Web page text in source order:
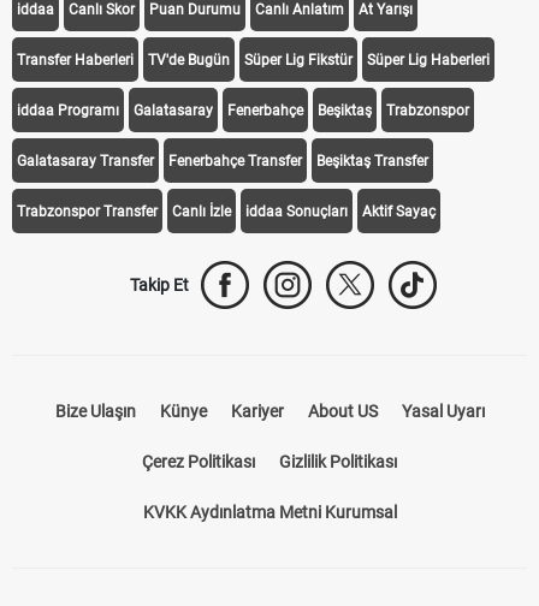
iddaa Canlı Skor Puan Durumu Canlı Anlatım At Yarışı
Transfer Haberleri TV'de Bugün Süper Lig Fikstür Süper Lig Haberleri
iddaa Programı Galatasaray Fenerbahçe Beşiktaş Trabzonspor
Galatasaray Transfer Fenerbahçe Transfer Beşiktaş Transfer
Trabzonspor Transfer Canlı İzle iddaa Sonuçları Aktif Sayaç
Takip Et
Bize Ulaşın Künye Kariyer About US Yasal Uyarı
Çerez Politikası Gizlilik Politikası
KVKK Aydınlatma Metni Kurumsal